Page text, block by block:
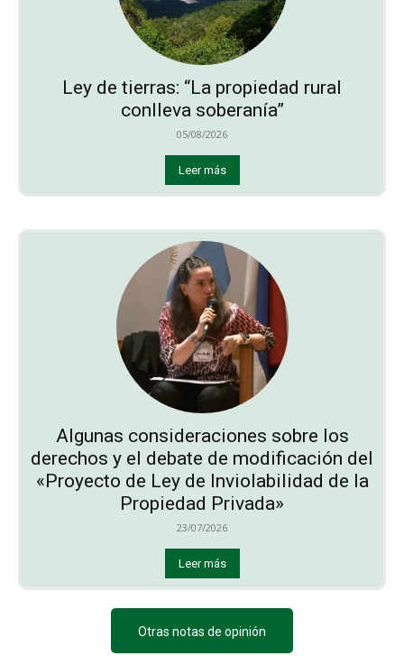
Ley de tierras: “La propiedad rural
conlleva soberanía”
05/08/2026
Leer más
Algunas consideraciones sobre los
derechos y el debate de modificación del
«Proyecto de Ley de Inviolabilidad de la
Propiedad Privada»
23/07/2026
Leer más
Otras notas de opinión